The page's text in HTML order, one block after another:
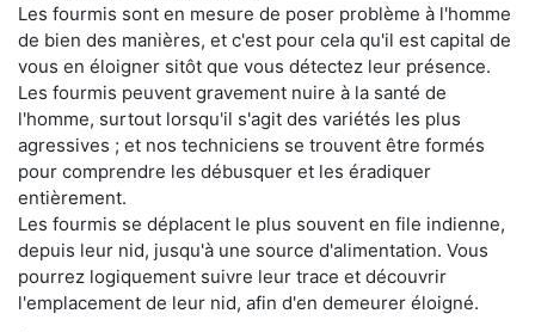
Les fourmis sont en mesure de poser problème à l'homme
de bien des manières, et c'est pour cela qu'il est capital de
vous en éloigner sitôt que vous détectez leur présence.
Les fourmis peuvent gravement nuire à la santé de
l'homme, surtout lorsqu'il s'agit des variétés les plus
agressives ; et nos techniciens se trouvent être formés
pour comprendre les débusquer et les éradiquer
entièrement.
Les fourmis se déplacent le plus souvent en file indienne,
depuis leur nid, jusqu'à une source d'alimentation. Vous
pourrez logiquement suivre leur trace et découvrir
l'emplacement de leur nid, afin d'en demeurer éloigné.